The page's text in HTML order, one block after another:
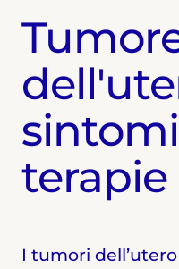
terapie
I tumori